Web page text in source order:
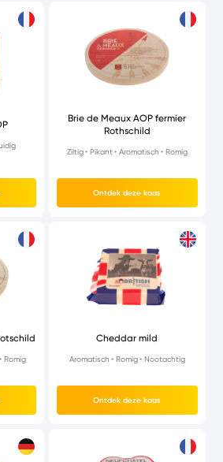
Brie de Meaux AOP fermier
Rothschild
Ziltig Pikant Aromatisch Romig
Ontdek deze kaas
Romig
Cheddar mild
Aromatisch Romig Nootachtig
Ontdek deze kaas